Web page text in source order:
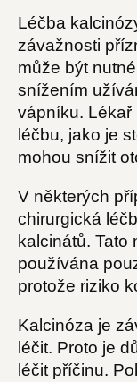
Léčba
závažnosti
může být
snížením
vápníku. Lékař
léčbu, jako je
mohou snížit
V některých
chirurgická
kalcinátů. Tato
používána
protože riziko
Kalcinóza je
léčit. Proto je
léčit příčinu.